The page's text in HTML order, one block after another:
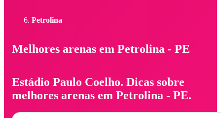
Petrolina
Melhores arenas em Petrolina - PE
Estádio Paulo Coelho. Dicas sobre
melhores arenas em Petrolina - PE.